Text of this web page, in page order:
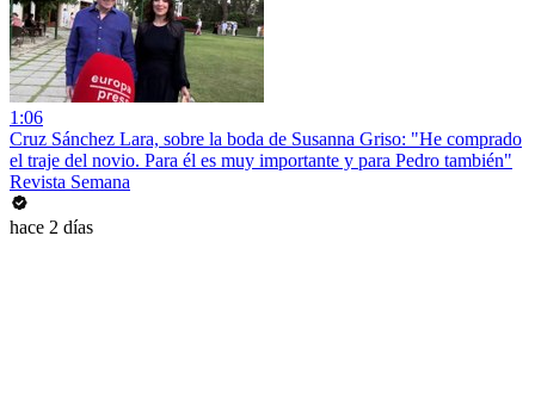
1:06
Cruz Sánchez Lara, sobre la boda de Susanna Griso: "He comprado
el traje del novio. Para él es muy importante y para Pedro también"
Revista Semana
hace 2 días